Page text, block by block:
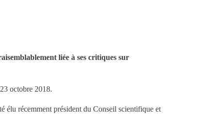
liée à ses critiques sur
octobre 2018.
élu récemment président du Conseil scientifique et